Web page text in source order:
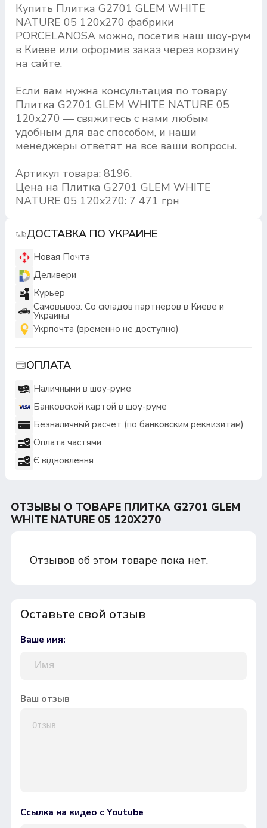
Купить Плитка G2701 GLEM WHITE
NATURE 05 120x270 фабрики
PORCELANOSA можно, посетив наш шоу-рум
в Киеве или оформив заказ через корзину
на сайте.
Если вам нужна консультация по товару
Плитка G2701 GLEM WHITE NATURE 05
120x270 — свяжитесь с нами любым
удобным для вас способом, и наши
менеджеры ответят на все ваши вопросы.
Артикул товара: 8196.
Цена на Плитка G2701 GLEM WHITE
NATURE 05 120x270: 7 471 грн
ДОСТАВКА ПО УКРАИНЕ
Новая Почта
Деливери
Курьер
Самовывоз: Со складов партнеров в Киеве и
Украины
Укрпочта (временно не доступно)
ОПЛАТА
Наличными в шоу-руме
Банковской картой в шоу-руме
Безналичный расчет (по банковским реквизитам)
Оплата частями
Є відновлення
ОТЗЫВЫ О ТОВАРЕ ПЛИТКА G2701 GLEM
WHITE NATURE 05 120X270
Отзывов об этом товаре пока нет.
Оставьте свой отзыв
Ваше имя:
Ваш отзыв
Ссылка на видео с Youtube